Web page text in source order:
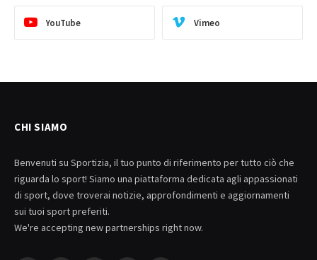
YouTube Vimeo
CHI SIAMO
Benvenuti su Sportizia, il tuo punto di riferimento per tutto ciò che
riguarda lo sport! Siamo una piattaforma dedicata agli appassionati
di sport, dove troverai notizie, approfondimenti e aggiornamenti
sui tuoi sport preferiti.
We're accepting new partnerships right now.